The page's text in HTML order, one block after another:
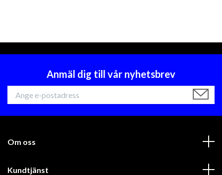
Anmäl dig till vår nyhetsbrev
Om oss
Kundtjänst